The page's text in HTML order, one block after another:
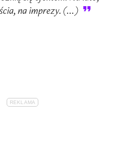
na imprezy. (...)